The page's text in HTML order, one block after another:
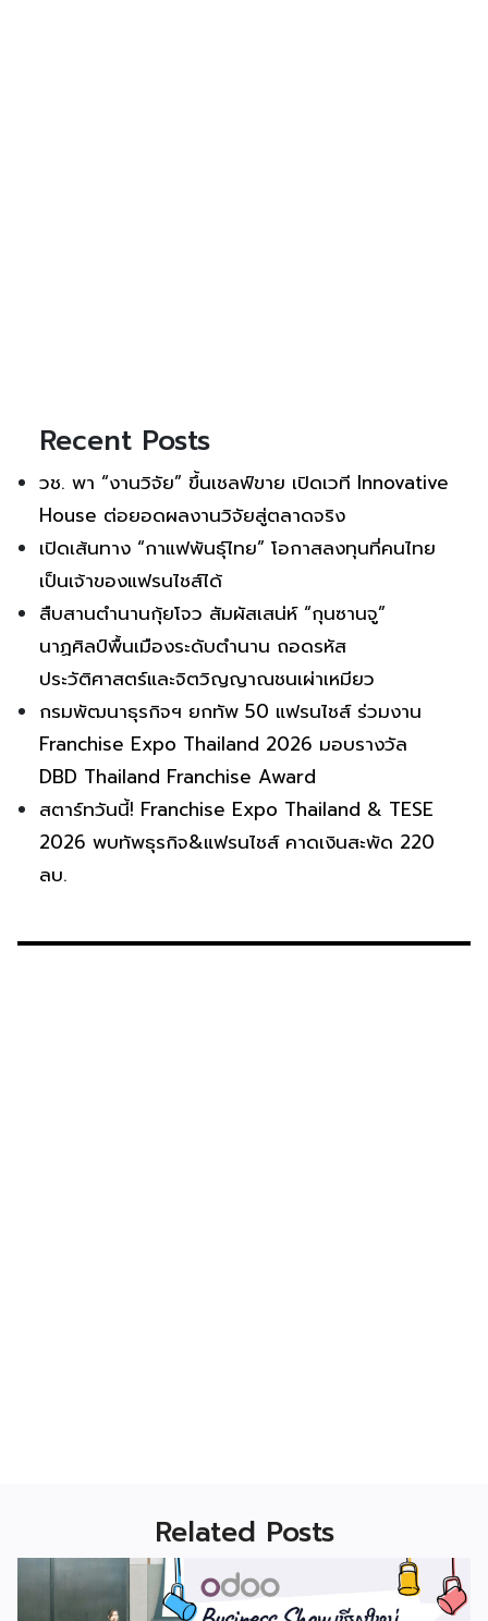
Recent Posts
วช. พา “งานวิจัย” ขึ้นเชลฟ์ขาย เปิดเวที Innovative
House ต่อยอดผลงานวิจัยสู่ตลาดจริง
เปิดเส้นทาง “กาแฟพันธุ์ไทย” โอกาสลงทุนที่คนไทย
เป็นเจ้าของแฟรนไชส์ได้
สืบสานตำนานกุ้ยโจว สัมผัสเสน่ห์ “กุนซานจู”
นาฏศิลป์พื้นเมืองระดับตำนาน ถอดรหัส
ประวัติศาสตร์และจิตวิญญาณชนเผ่าเหมียว
กรมพัฒนาธุรกิจฯ ยกทัพ 50 แฟรนไชส์ ร่วมงาน
Franchise Expo Thailand 2026 มอบรางวัล
DBD Thailand Franchise Award
สตาร์ทวันนี้! Franchise Expo Thailand & TESE
2026 พบทัพธุรกิจ&แฟรนไชส์ คาดเงินสะพัด 220
ลบ.
Related Posts